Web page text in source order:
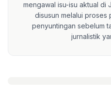
mengawal isu-isu aktual di
disusun melalui
penyuntingan sebelum
jurnalistik